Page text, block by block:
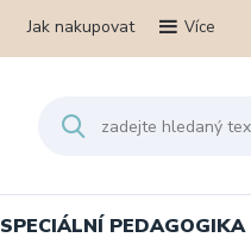
Jak nakupovat Více
SPECIÁLNÍ PEDAGOGIKA